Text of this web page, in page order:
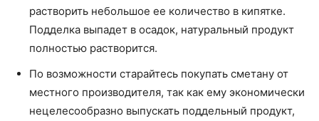
растворить небольшое ее количество в кипятке.
Подделка выпадет в осадок, натуральный продукт
полностью растворится.
По возможности старайтесь покупать сметану от
местного производителя, так как ему экономически
нецелесообразно выпускать поддельный продукт,